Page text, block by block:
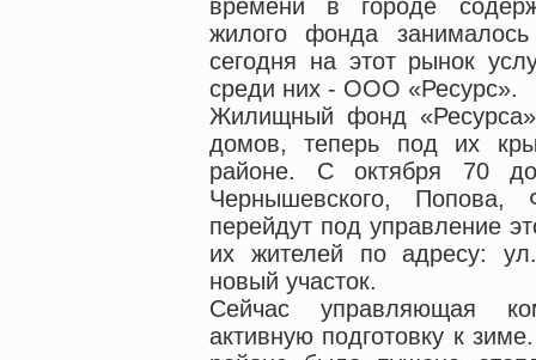
времени в городе
жилого фонда
сегодня на этот рынок
среди них - ООО «Ресурс».
Жилищный фонд
домов, теперь под их
районе. С октября 70
Чернышевского,
перейдут под управление
их жителей по адресу:
новый участок.
Сейчас управляющая
активную подготовку к